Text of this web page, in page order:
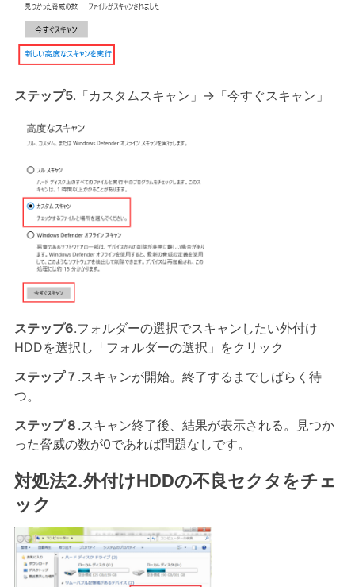
ステップ5.「カスタムスキャン」→「今すぐスキャン」
ステップ6.フォルダーの選択でスキャンしたい外付け
HDDを選択し「フォルダーの選択」をクリック
ステップ７ .スキャンが開始。終了するまでしばらく待
つ。
ステップ８ .スキャン終了後、結果が表示される。見つか
った脅威の数が0であれば問題なしです。
対処法2.外付けHDDの不良セクタをチェ
ック